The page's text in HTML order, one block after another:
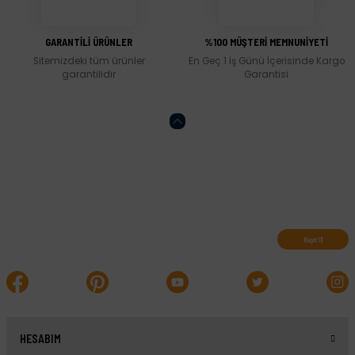
GARANTİLİ ÜRÜNLER
Sitemizdeki tüm ürünler
garantilidir
%100 MÜŞTERİ MEMNUNİYETİ
En Geç 1 İş Günü İçerisinde Kargo
Garantisi
Kayıt Ol
HESABIM